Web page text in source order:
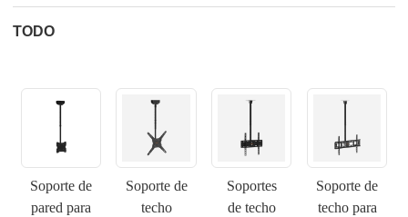
TODO
Soporte de
pared para
Soporte de
techo
Soportes
de techo
Soporte de
techo para